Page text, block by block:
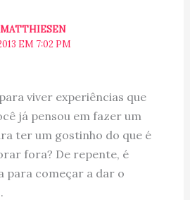
EM 7:02 PM
viver experiências que
já pensou em fazer um
ter um gostinho do que é
fora? De repente, é
para começar a dar o